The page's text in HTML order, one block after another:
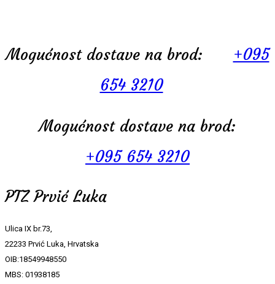
Mogućnost dostave na brod:
+095
654 3210
Mogućnost dostave na brod:
+095 654 3210
PTZ Prvić Luka
Ulica IX br.73,
22233 Prvić Luka, Hrvatska
OIB:18549948550
MBS: 01938185